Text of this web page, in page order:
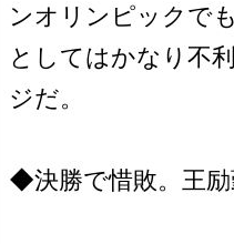
ンオリンピックで
としてはかなり不
ジだ。
◆決勝で惜敗。王